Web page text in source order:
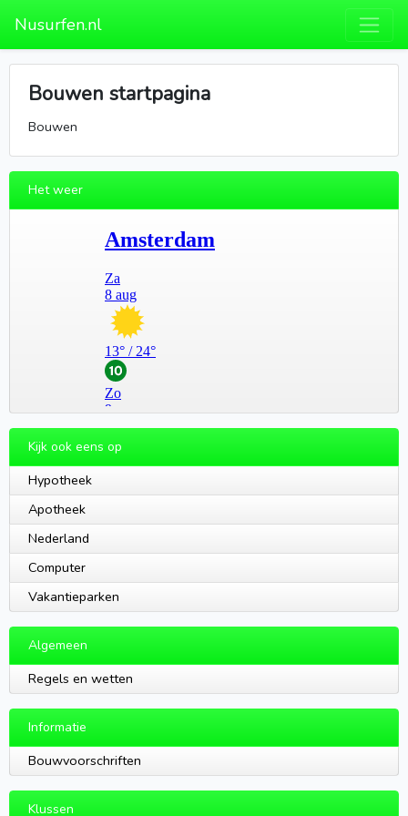
Nusurfen.nl
Bouwen startpagina
Bouwen
Het weer
Kijk ook eens op
Hypotheek
Apotheek
Nederland
Computer
Vakantieparken
Algemeen
Regels en wetten
Informatie
Bouwvoorschriften
Klussen